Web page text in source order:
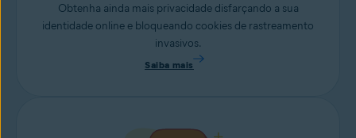
Obtenha ainda mais privacidade disfarçando a sua
identidade online e bloqueando cookies de rastreamento
invasivos.
Saiba mais